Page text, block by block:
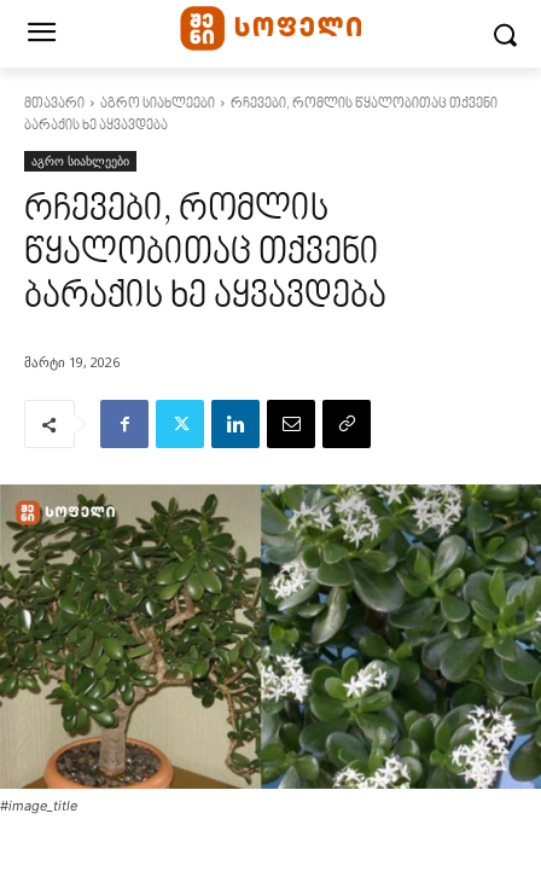
მთავარი აგრო სიახლეები
რჩევები, რომლის წყალობითაც თქვენი
ბარაქის ხე აყვავდება
აგრო სიახლეები
რჩევები, რომლის
წყალობითაც თქვენი
ბარაქის ხე აყვავდება
მარტი 19, 2026
#image_title